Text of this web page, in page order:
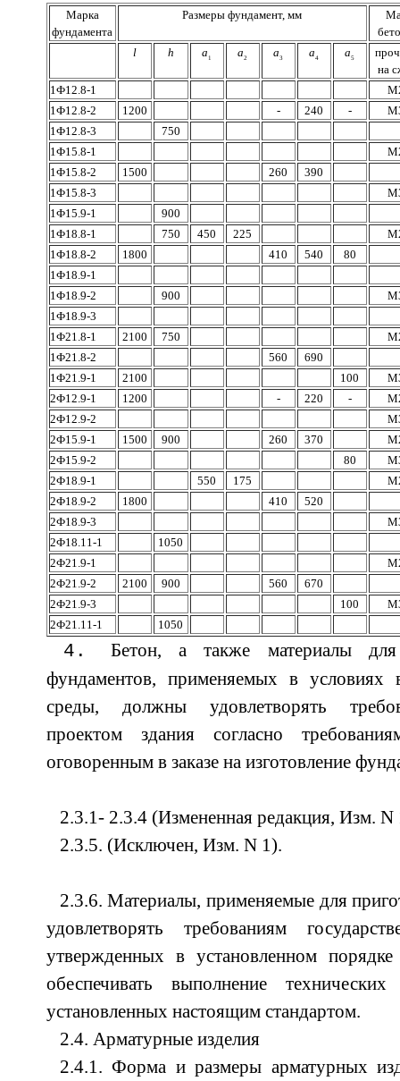
Марка
фундамента
Размеры фундамент, мм
l
h a 1 a2 a3 a4 a5
на
1Ф12.8-1
1Ф12.8-2
1200 - 240 -
1Ф12.8-3
750
1Ф15.8-1
1Ф15.8-2
1500 260
390
1Ф15.8-3
1Ф15.9-1
900
1Ф18.8-1
750 450 225
1Ф18.8-2
1800 410 540
80
1Ф18.9-1
1Ф18.9-2
900
1Ф18.9-3
1Ф21.8-1
2100 750
1Ф21.8-2
560
690
1Ф21.9-1
2100 100
2Ф12.9-1
1200 - 220 -
2Ф12.9-2
2Ф15.9-1
1500 900 260 370
2Ф15.9-2
80
2Ф18.9-1
550 175
2Ф18.9-2
1800 410
520
2Ф18.9-3
2Ф18.11-1
1050
2Ф21.9-1
2Ф21.9-2
2100 900 560
670
2Ф21.9-3
100
2Ф21.11-1
1050
Бетон, а также материалы для
фундаментов, применяемых в условиях
среды, должны удовлетворять
проектом здания согласно
оговоренным в заказе на изготовление
2.3.1- 2.3.4 (Измененная редакция, Изм. N
2.3.5. (Исключен, Изм. N 1).
2.3.6. Материалы, применяемые для
удовлетворять требованиям
утвержденных в установленном
обеспечивать выполнение
установленных настоящим стандартом.
2.4. Арматурные изделия
2.4.1. Форма и размеры арматурных